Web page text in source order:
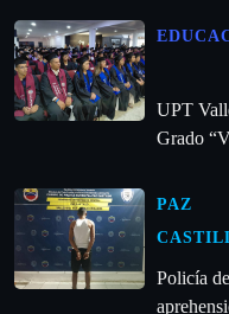
UPT
Grado
PAZ
‎Policía